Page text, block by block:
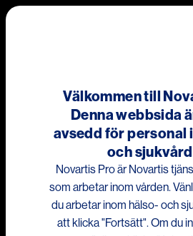
Hoppa
Antiinfective - Ear infection
Välkommen till
Denna webbsida
avsedd för personal
och
Novartis Pro är Novartis
som arbetar inom vården.
du arbetar inom hälso- och
att klicka "Fortsätt". Om du